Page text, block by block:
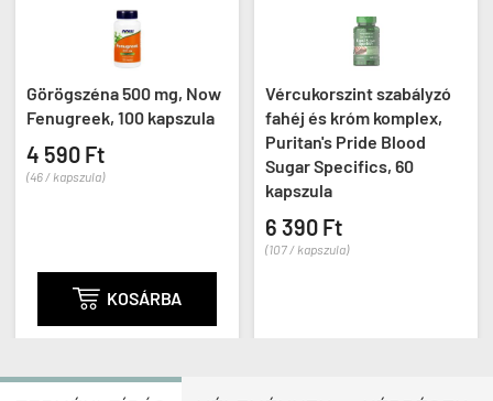
Görögszéna 500 mg, Now
Fenugreek, 100 kapszula
4 590 Ft
(46 / kapszula)
 KOSÁRBA
Vércukorszint szabályzó
fahéj és króm komplex,
Puritan's Pride Blood
Sugar Specifics, 60
kapszula
6 390 Ft
(107 / kapszula)